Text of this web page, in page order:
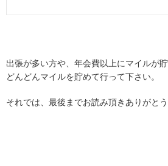
出張が多い方や、年会費以上にマイルが
どんどんマイルを貯めて行って下さい。
それでは、最後までお読み頂きありがとう